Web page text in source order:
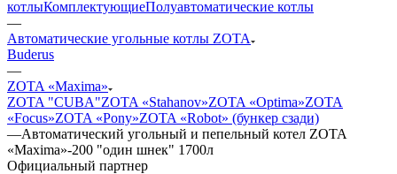
котлыКомплектующиеПолуавтоматические котлы
—
Автоматические угольные котлы ZOTA
Buderus
—
ZOTA «Maxima»
ZOTA "CUBA"ZOTA «Stahanov»ZOTA «Optima»ZOTA
«Focus»ZOTA «Pony»ZOTA «Robot» (бункер сзади)
—Автоматический угольный и пепельный котел ZOTA
«Maxima»-200 "один шнек" 1700л
Официальный партнер